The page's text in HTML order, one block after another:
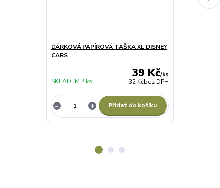
DÁRKOVÁ PAPÍROVÁ TAŠKA XL DISNEY
CARS
39 Kč/ks
32 Kčbez DPH
SKLADEM 2 ks
Přidat do košíku